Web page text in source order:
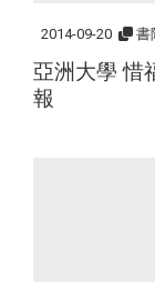
2014-09-20 書
亞洲大學 惜
報